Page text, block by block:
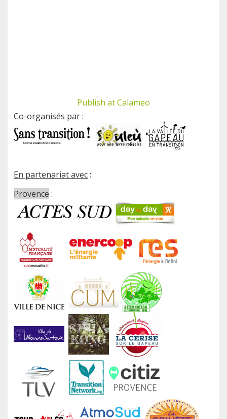
Publish at Calameo
Co-organisés par:
En partenariat avec:
Provence :